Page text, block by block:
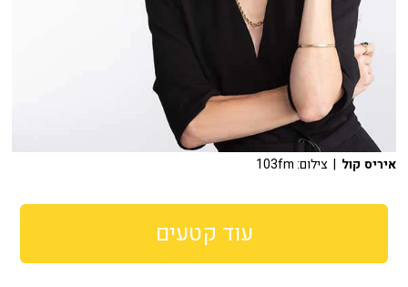
איריס קול | צילום: 103fm
עוד קטעים